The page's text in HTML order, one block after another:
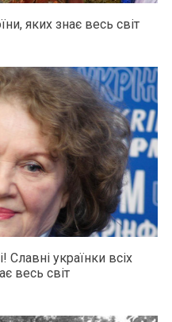
яких знає весь світ
українки всіх
весь світ